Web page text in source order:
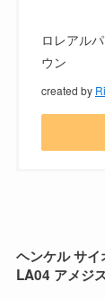
ロレアル
ウン
created by
ヘンケル サ
LA04 アメジ